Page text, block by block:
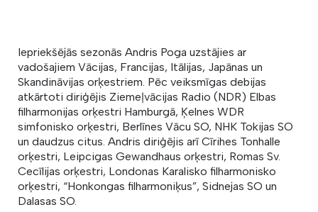
Iepriekšējās sezonās Andris Poga uzstājies ar
vadošajiem Vācijas, Francijas, Itālijas, Japānas un
Skandināvijas orķestriem. Pēc veiksmīgas debijas
atkārtoti diriģējis Ziemeļvācijas Radio (NDR) Elbas
filharmonijas orķestri Hamburgā, Ķelnes WDR
simfonisko orķestri, Berlīnes Vācu SO, NHK Tokijas SO
un daudzus citus. Andris diriģējis arī Cīrihes Tonhalle
orķestri, Leipcigas Gewandhaus orķestri, Romas Sv.
Cecīlijas orķestri, Londonas Karalisko filharmonisko
orķestri, “Honkongas filharmoniķus”, Sidnejas SO un
Dalasas SO.